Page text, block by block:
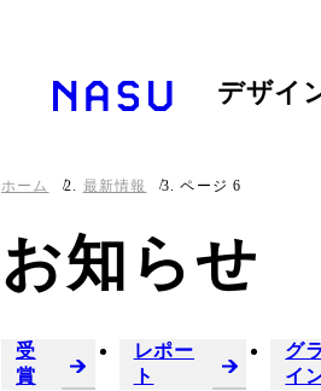
デザイ
ホーム 最新情報 ページ 6
お知らせ
受
賞
レポー
ト
グ
イ